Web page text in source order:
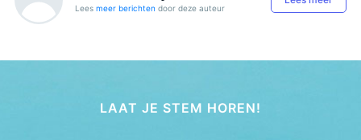
Lees meer berichten door deze auteur
LAAT JE STEM HOREN!